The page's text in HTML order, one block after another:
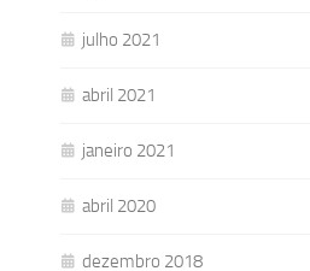
julho 2021
abril 2021
janeiro 2021
abril 2020
dezembro 2018